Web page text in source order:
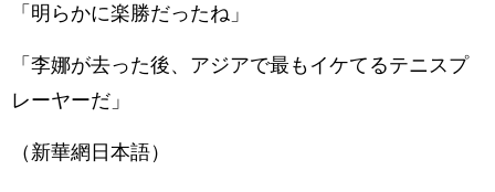
「明らかに楽勝だったね」
「李娜が去った後、アジアで最もイケてるテニスプ
レーヤーだ」
（新華網日本語）